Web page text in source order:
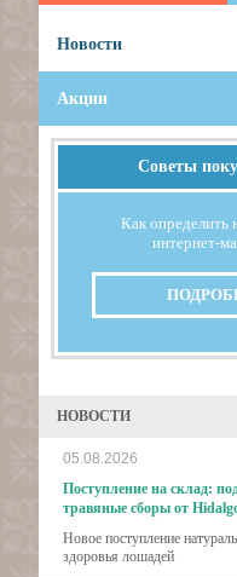
Новости
Акции
Советы
Как определить
интернет-
НОВОСТИ
05.08.2026
Поступление на склад:
травяные сборы от
Новое поступление
здоровья лошадей